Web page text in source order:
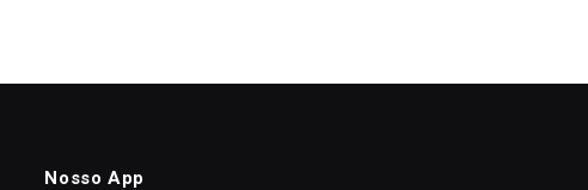
Nosso App